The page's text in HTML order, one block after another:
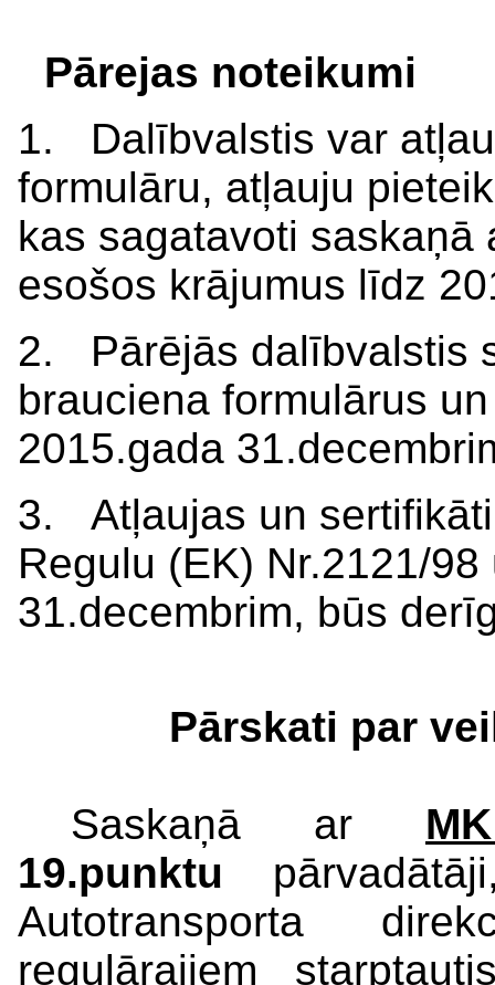
Pārejas noteikumi
1. Dalībvalstis var
formulāru, atļauju
kas sagatavoti saskaņā
esošos krājumus līdz
2. Pārējās dalībvalstis
brauciena formulārus
2015.gada
3. Atļaujas un
Regulu (EK) Nr.2121/
31.decembrim, būs
Pārskati par
Saskaņā ar
19.punktu
Autotransporta
regulārajiem